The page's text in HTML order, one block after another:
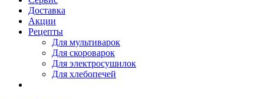
Доставка
Акции
Рецепты
Для мультиварок
Для скороварок
Для электросушилок
Для хлебопечей